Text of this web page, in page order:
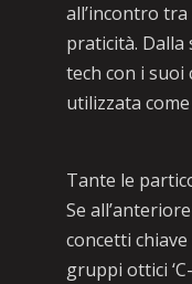
all’incontro
praticità. Dalla
tech con i suoi
utilizzata
Tante le
Se
concetti
gruppi ottici